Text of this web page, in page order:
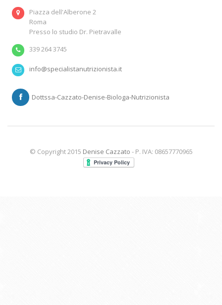
Piazza dell'Alberone 2
Roma
Presso lo studio Dr. Pietravalle
339 264 3745
info@specialistanutrizionista.it
Dottssa-Cazzato-Denise-Biologa-Nutrizionista
© Copyright 2015 Denise Cazzato - P. IVA: 08657770965